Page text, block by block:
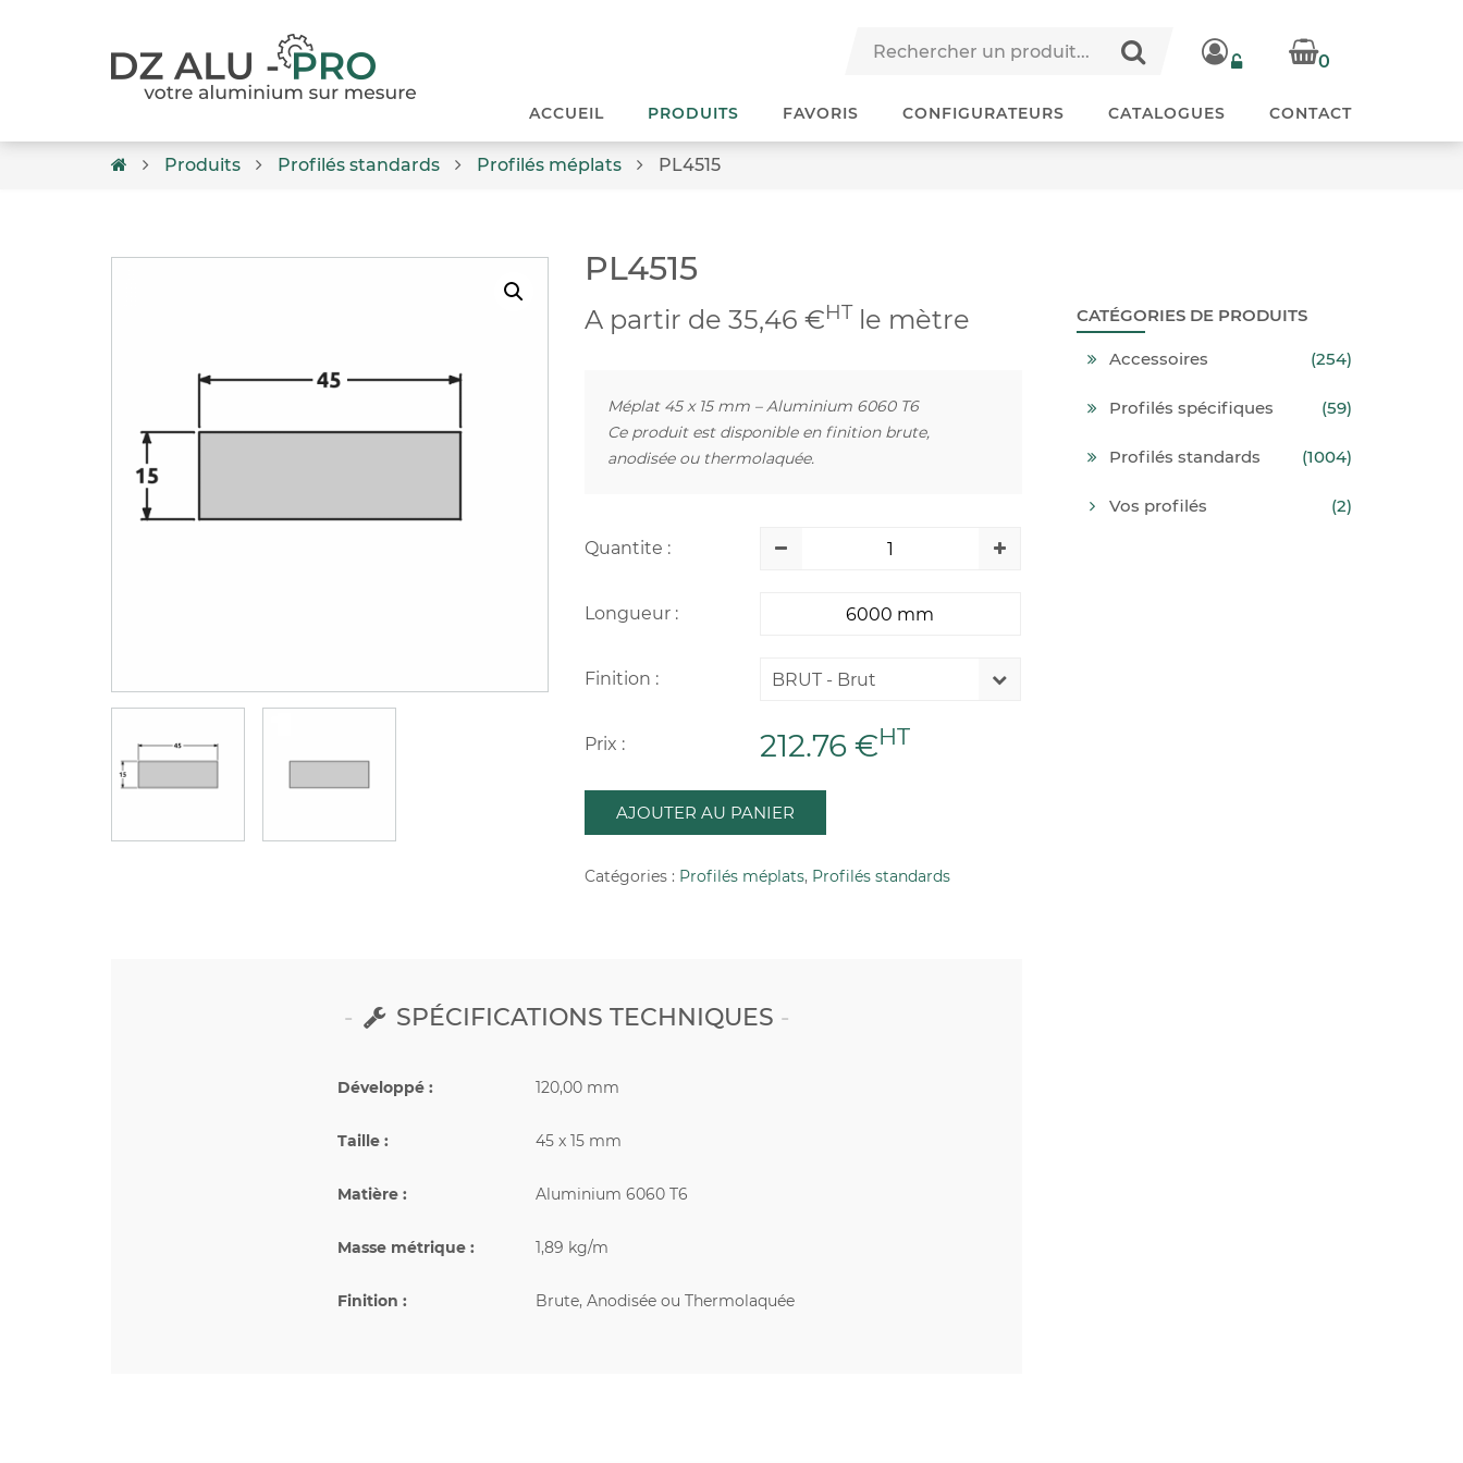
0
ACCUEIL PRODUITS FAVORIS CONFIGURATEURS CATALOGUES CONTACT
Produits Profilés standards Profilés méplats PL4515
PL4515
A partir de 35,46 €HT le mètre
Méplat 45 x 15 mm – Aluminium 6060 T6
Ce produit est disponible en finition brute,
anodisée ou thermolaquée.
Quantite :
Longueur :
Finition : BRUT - Brut
Prix : 212.76 €HT
AJOUTER AU PANIER
Catégories : Profilés méplats, Profilés standards
SPÉCIFICATIONS TECHNIQUES
Développé : 120,00 mm
Taille : 45 x 15 mm
Matière : Aluminium 6060 T6
Masse métrique : 1,89 kg/m
Finition : Brute, Anodisée ou Thermolaquée
CATÉGORIES DE PRODUITS
Accessoires (254)
Profilés spécifiques (59)
Profilés standards (1004)
Vos profilés (2)